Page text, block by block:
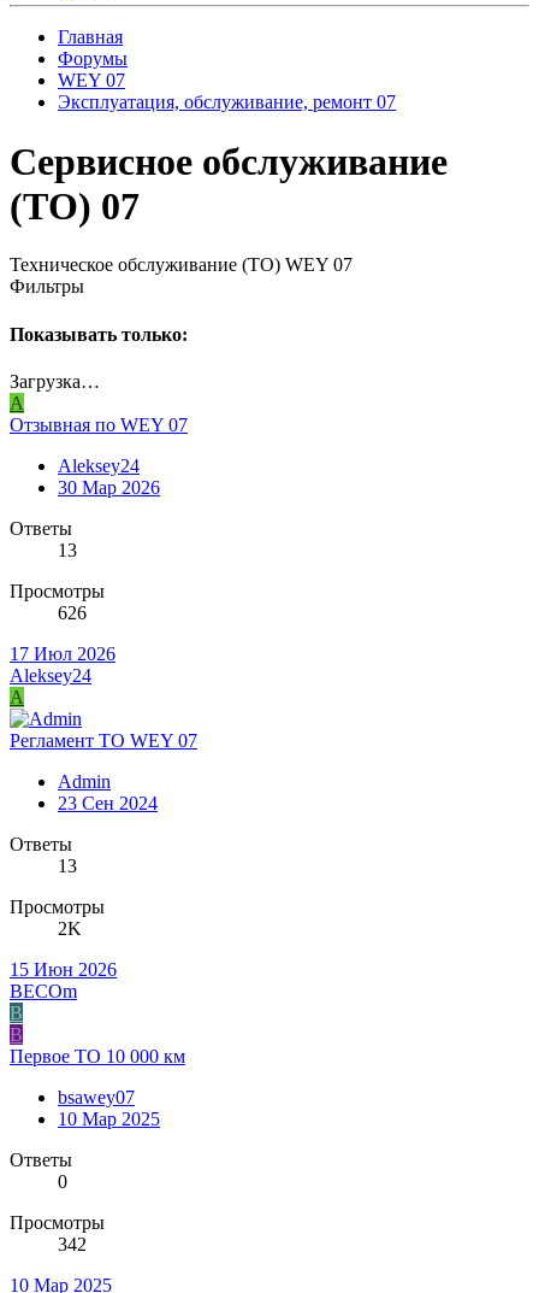
Главная
Форумы
WEY 07
Эксплуатация, обслуживание, ремонт 07
Сервисное обслуживание
(ТО) 07
Техническое обслуживание (ТО) WEY 07
Фильтры
Показывать только:
Загрузка…
A
Отзывная по WEY 07
Aleksey24
30 Мар 2026
Ответы
13
Просмотры
626
17 Июл 2026
Aleksey24
A
Регламент ТО WEY 07
Admin
23 Сен 2024
Ответы
13
Просмотры
2K
15 Июн 2026
BECOm
B
B
Первое ТО 10 000 км
bsawey07
10 Мар 2025
Ответы
0
Просмотры
342
10 Мар 2025